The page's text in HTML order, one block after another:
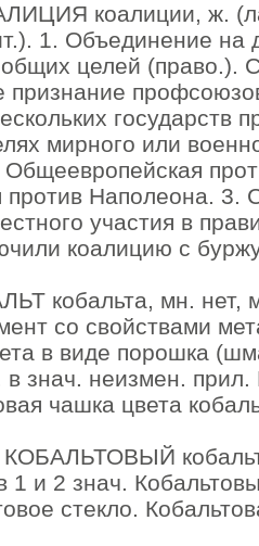
коалиции, ж.
1. Объединение на
целей (право.).
признание
государств
мирного или
против Наполеона. 3.
участия в
коалицию с
кобальта, мн. нет,
со свойствами
в виде порошка
в знач. неизмен. прил.
чашка цвета
КОБАЛЬТОВЫЙ
1 и 2 знач.
стекло.